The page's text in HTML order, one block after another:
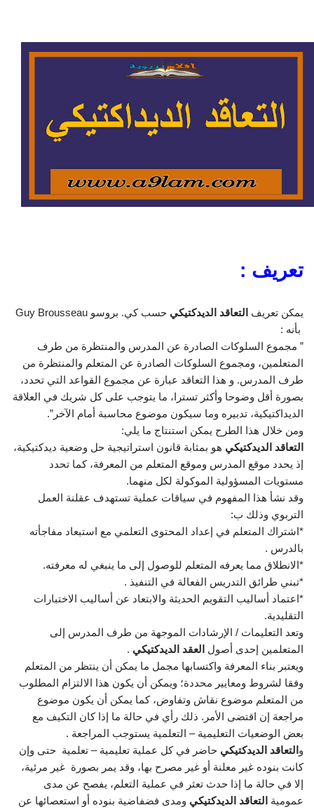
تعريف :
يمكن تعريف التعاقد الديدكتيكي
بأنه :
” مجموع السلوكات الصادرة عن المدرس والمنتظرة من طرف
المتعلمين، ومجموع السلوكات الصادرة عن المتعلم والمنتظرة من
طرف المدرس. و هذا التعاقد عبارة عن مجموع القواعد التي تحدد،
بصورة أقل وضوحا وأكثر تسترا، ما يتوجب على كل شريك في العلاقة
الديداكتيكية، تدبيره وما سيكون موضوع محاسبة أمام الآخر”.
ومن خلال هذا الطرح يمكن استنتاج ما يلي:
التعاقد الديدكتيكي هو بمثابة قانون استراتيجية حل وضعية ديدكتيكية،
إذ يحدد موقع المدرس وموقع المتعلم من المعرفة، كما تحدد
مستويات المسؤولية الموكولة لكل منهما.
وقد نشأ هذا المفهوم في سياقات عملية تستهدف عقلنة العمل
التربوي وذلك ب:
*اشتراك المتعلم في إعداد المحتوى التعلمي مع استبعاد مفاجأته
بالدرس .
*الانطلاق مما يعرفه المتعلم للوصول إلى ما ينبغي له معرفته.
*تبني طرائق التدريس الفعالة في التنفيذ .
*اعتماد أساليب التقويم الحديثة والابتعاد عن أساليب الاختبارات
التقليدية.
وتعد التعليمات / الإرشادات الموجهة من طرف المدرس إلى
المتعلمين إحدى أصول العقد الديدكتيكي .
ويعتبر بناء المعرفة واكتسابها مجمل ما يمكن أن ينتظر من المتعلم
وفقا لشروط ومعايير محددة؛ ويمكن أن يكون هذا الالتزام المطلوب
من المتعلم موضوع نقاش وتفاوض، كما يمكن أن يكون موضوع
مراجعة إن اقتضى الأمر. ذلك رأي في حالة ما إذا كان التكيف مع
بعض الوضعيات التعليمية – التعلمية يستوجب المراجعة .
و التعاقد الديدكتيكي حاضر في كل عملية تعليمية – تعلمية حتى وإن
كانت بنوده غير معلنة أو غير مصرح بها، وقد يمر بصورة غير مرئية،
إلا في حالة ما إذا حدث تعثر في عملية التعلم، يفصح عن مدى
عمومية التعاقد الديدكتيكي ومدى فضفاضية بنوده أو استعصائها عن